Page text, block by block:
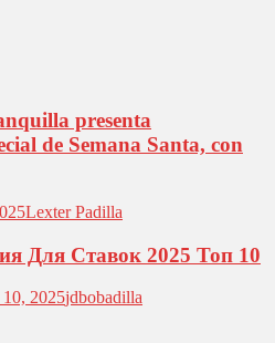
presenta
de Semana Santa, con
Lexter Padilla
Для Ставок 2025 Топ 10
2025jdbobadilla